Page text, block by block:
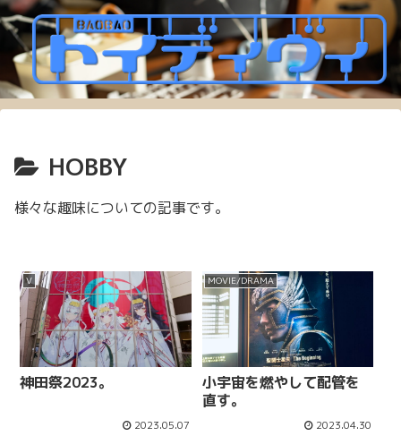
HOBBY
様々な趣味についての記事です。
V
神田祭2023。
2023.05.07
MOVIE/DRAMA
小宇宙を燃やして配管を
直す。
2023.04.30